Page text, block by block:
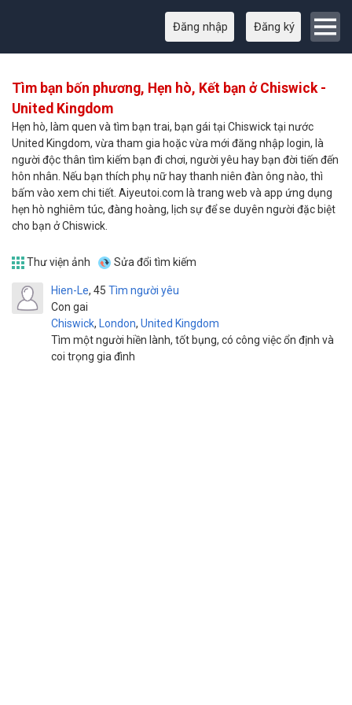
Đăng nhập Đăng ký
Tìm bạn bốn phương, Hẹn hò, Kết bạn ở Chiswick -
United Kingdom
Hẹn hò, làm quen và tìm bạn trai, bạn gái tại Chiswick tại nước
United Kingdom, vừa tham gia hoặc vừa mới đăng nhập login, là
người độc thân tìm kiếm bạn đi chơi, người yêu hay bạn đời tiến đến
hôn nhân. Nếu bạn thích phụ nữ hay thanh niên đàn ông nào, thì
bấm vào xem chi tiết. Aiyeutoi.com là trang web và app ứng dụng
hẹn hò nghiêm túc, đàng hoàng, lịch sự để se duyên người đặc biệt
cho bạn ở Chiswick.
Thư viện ảnh Sửa đổi tìm kiếm
Hien-Le
Con gai
45
Chiswick, London, United Kingdom
Tìm người yêu
Tìm một người hiền lành, tốt bụng, có công việc ổn định và
coi trọng gia đình